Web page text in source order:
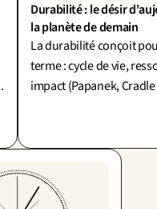
Durabilité : le désir
la planète de demain
La durabilité conçoit
terme : cycle de vie,
impact (Papanek,
contre la planète de